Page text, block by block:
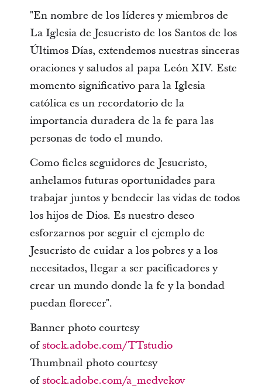
"En nombre de los líderes y miembros de
La Iglesia de Jesucristo de los Santos de los
Últimos Días, extendemos nuestras sinceras
oraciones y saludos al papa León XIV. Este
momento significativo para la Iglesia
católica es un recordatorio de la
importancia duradera de la fe para las
personas de todo el mundo.
Como fieles seguidores de Jesucristo,
anhelamos futuras oportunidades para
trabajar juntos y bendecir las vidas de todos
los hijos de Dios. Es nuestro deseo
esforzarnos por seguir el ejemplo de
Jesucristo de cuidar a los pobres y a los
necesitados, llegar a ser pacificadores y
crear un mundo donde la fe y la bondad
puedan florecer".
Banner photo courtesy
ofstock.adobe.com/TTstudio
Thumbnail photo courtesy
ofstock.adobe.com/a_medvekov